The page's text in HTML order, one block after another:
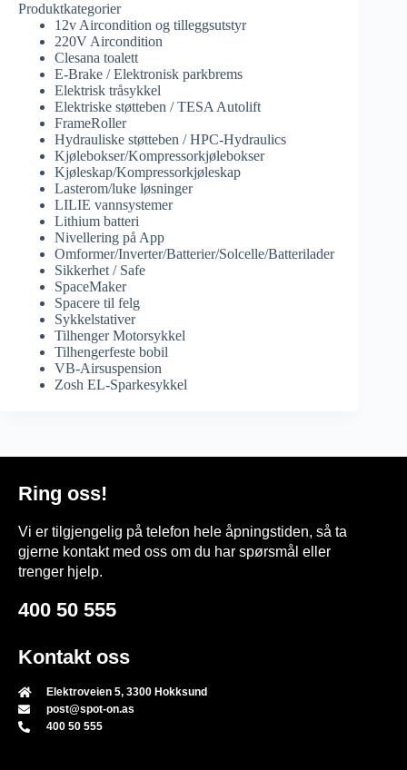
Produktkategorier
12v Aircondition og tilleggsutstyr
220V Aircondition
Clesana toalett
E-Brake / Elektronisk parkbrems
Elektrisk tråsykkel
Elektriske støtteben / TESA Autolift
FrameRoller
Hydrauliske støtteben / HPC-Hydraulics
Kjølebokser/Kompressorkjølebokser
Kjøleskap/Kompressorkjøleskap
Lasterom/luke løsninger
LILIE vannsystemer
Lithium batteri
Nivellering på App
Omformer/Inverter/Batterier/Solcelle/Batterilader
Sikkerhet / Safe
SpaceMaker
Spacere til felg
Sykkelstativer
Tilhenger Motorsykkel
Tilhengerfeste bobil
VB-Airsuspension
Zosh EL-Sparkesykkel
Ring oss!
Vi er tilgjengelig på telefon hele åpningstiden, så ta
gjerne kontakt med oss om du har spørsmål eller
trenger hjelp.
400 50 555
Kontakt oss
Elektroveien 5, 3300 Hokksund
post@spot-on.as
400 50 555